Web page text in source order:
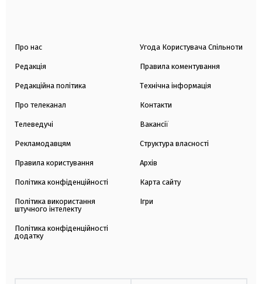
Про нас
Редакція
Редакційна політика
Про телеканал
Телеведучі
Рекламодавцям
Правила користування
Політика конфіденційності
Політика використання
штучного інтелекту
Політика конфіденційності
додатку
Угода Користувача Спільноти
Правила коментування
Технічна інформація
Контакти
Вакансії
Структура власності
Архів
Карта сайту
Ігри